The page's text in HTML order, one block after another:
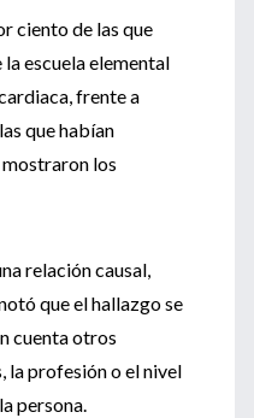
ciento de las que
escuela elemental
frente a
que habían
los
relación causal,
que el hallazgo se
cuenta otros
la profesión o el nivel
persona.